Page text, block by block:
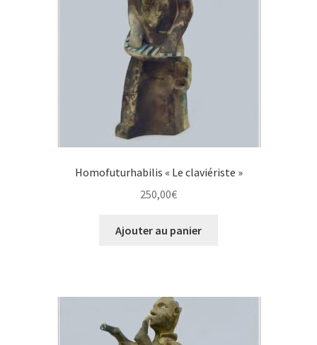
Homofuturhabilis « Le claviériste »
250,00€
Ajouter au panier